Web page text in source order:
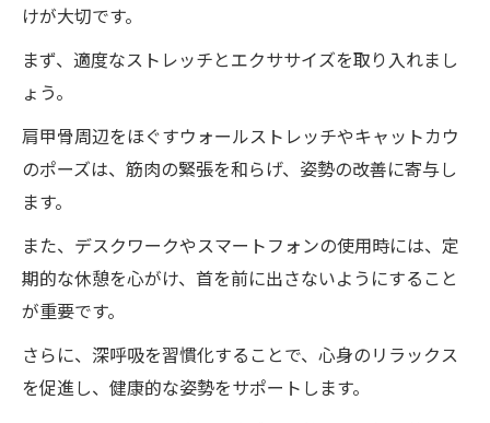
お財布に優しいサービスの秘密
透明性のある料金体系の重要性
徳島県全体に広がる新しい料金モデル
料金以上の価値を提供する施術内容
での体験談
ィの施術の利点
けが大切です。
まず、適度なストレッチとエクササイズを取り入れまし
ょう。
肩甲骨周辺をほぐすウォールストレッチやキャットカウ
のポーズは、筋肉の緊張を和らげ、姿勢の改善に寄与し
ます。
また、デスクワークやスマートフォンの使用時には、定
期的な休憩を心がけ、首を前に出さないようにすること
が重要です。
さらに、深呼吸を習慣化することで、心身のリラックス
を促進し、健康的な姿勢をサポートします。